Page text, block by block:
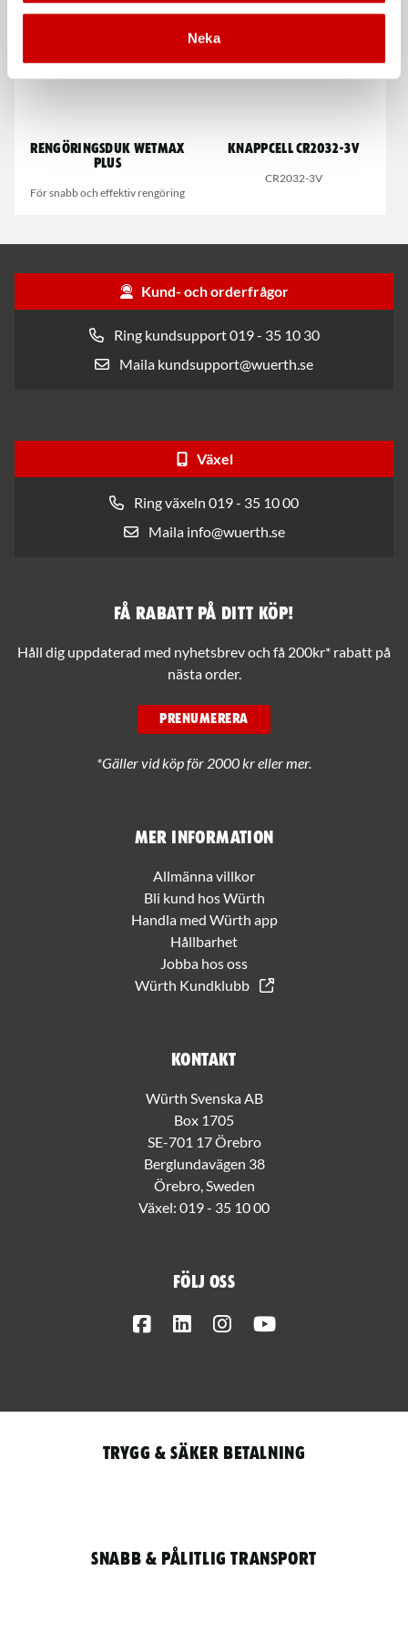
Neka
Rengöringsduk Wetmax
Plus
För snabb och effektiv rengöring
Knappcell CR2032-3V
CR2032-3V
Kund- och orderfrågor
Ring kundsupport 019 - 35 10 30
Maila kundsupport@wuerth.se
Växel
Ring växeln 019 - 35 10 00
Maila info@wuerth.se
Mer information
Allmänna villkor
Bli kund hos Würth
Handla med Würth app
Hållbarhet
Jobba hos oss
Würth Kundklubb
Kontakt
Würth Svenska AB
Box 1705
SE-701 17 Örebro
Berglundavägen 38
Örebro, Sweden
Växel: 019 - 35 10 00
Följ oss
FacebookLinkedInInstagram
Få rabatt på ditt köp!
Håll dig uppdaterad med nyhetsbrev och få 200kr* rabatt på
nästa order.
PRENUMERERA
*Gäller vid köp för 2000 kr eller mer.
Trygg & säker betalning
Snabb & pålitlig transport